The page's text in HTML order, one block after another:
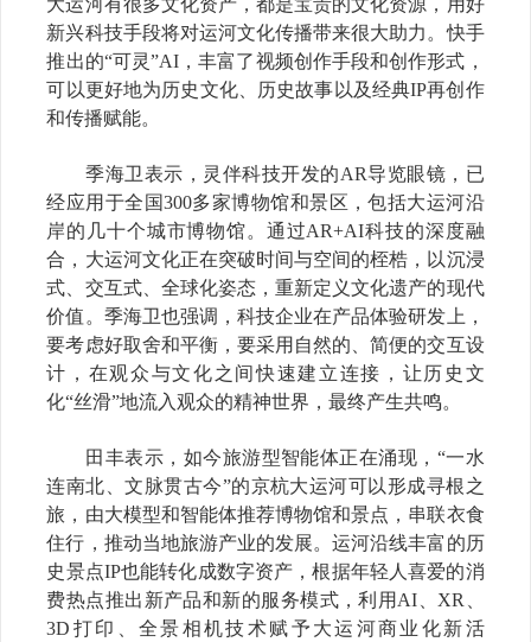
新兴科技手段将对运河文化传播带来很大助力。快手
推出的“可灵”AI，丰富了视频创作手段和创作形式，
可以更好地为历史文化、 历史故事以及经典IP再创作
和传播赋能。
季海卫表示，灵伴科技开发的AR导览眼镜，已
经应用于全国300多家博物馆和景区，包括大运河沿
岸的几十个城市博物馆。通过AR+AI科技的深度融
合，大运河文化正在突破时间与空间的桎梏，以沉浸
式、交互式、全球化姿态，重新定义文化遗产的现代
价值。季海卫也强调，科技企业在产品体验研发上，
要考虑好取舍和平衡，要采用自然的、简便的交互设
计，在观众与文化之间快速建立连接，让历史文
化“丝滑”地流入观众的精神世界，最终产生共鸣。
田丰表示，如今旅游型智能体正在涌现， “一水
连南北、文脉贯古今”的京杭大运河可以形成寻根之
旅，由大模型和智能体推荐博物馆和景点，串联衣食
住行，推动当地旅游产业的发展。运河沿线丰富的历
史景点IP也能转化成数字资产，根据年轻人喜爱的消
费热点推出新产品和新的服务模式，利用AI、XR、
3D打印、全景相机技术赋予大运河商业化新活